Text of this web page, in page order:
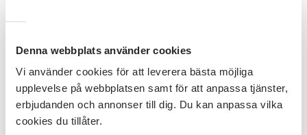
Denna webbplats använder cookies
Vi använder cookies för att leverera bästa möjliga
upplevelse på webbplatsen samt för att anpassa tjänster,
erbjudanden och annonser till dig. Du kan anpassa vilka
cookies du tillåter.
Du lär dig om SV, folkbildning och hur du agerar som
och användbara metoder till din studiecirkel eller
arrangemang. Teori varvas med reflektioner och
samtal tillsammans i gruppen.
Utbildningen är kostnadsfri för ledare hos SV. Vi
bjuder på fika. Ange specialkost/matallergi vid